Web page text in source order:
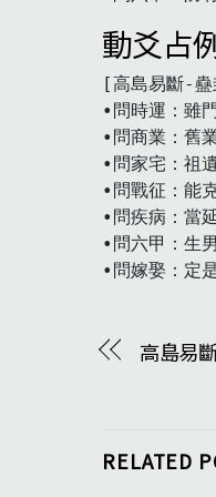
動爻占
[高島易斷-
•問時運：雖
•問商業：舊
•問家宅：祖
•問戰征：能
•問疾病：當
•問六甲：生男
•問嫁娶：定
高島易
RELATED